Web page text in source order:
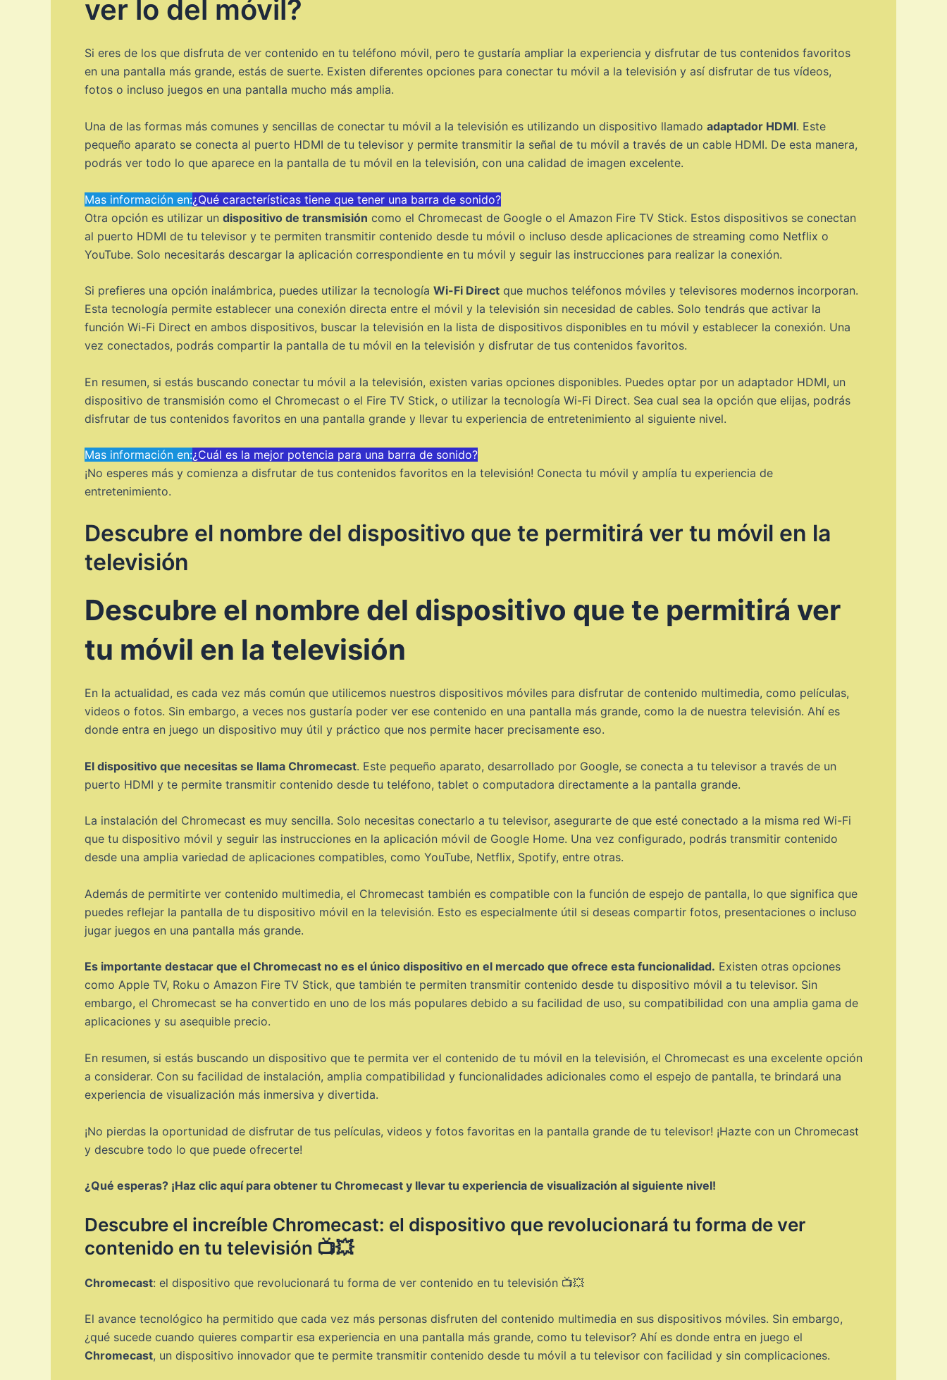
ver lo del móvil?
Si eres de los que disfruta de ver contenido en tu teléfono móvil, pero te gustaría ampliar la experiencia y disfrutar de tus contenidos favoritos
en una pantalla más grande, estás de suerte. Existen diferentes opciones para conectar tu móvil a la televisión y así disfrutar de tus vídeos,
fotos o incluso juegos en una pantalla mucho más amplia.
Una de las formas más comunes y sencillas de conectar tu móvil a la televisión es utilizando un dispositivo llamado adaptador HDMI. Este
pequeño aparato se conecta al puerto HDMI de tu televisor y permite transmitir la señal de tu móvil a través de un cable HDMI. De esta manera,
podrás ver todo lo que aparece en la pantalla de tu móvil en la televisión, con una calidad de imagen excelente.
Mas información en:¿Qué características tiene que tener una barra de sonido?
Otra opción es utilizar un dispositivo de transmisión como el Chromecast de Google o el Amazon Fire TV Stick. Estos dispositivos se conectan
al puerto HDMI de tu televisor y te permiten transmitir contenido desde tu móvil o incluso desde aplicaciones de streaming como Netflix o
YouTube. Solo necesitarás descargar la aplicación correspondiente en tu móvil y seguir las instrucciones para realizar la conexión.
Si prefieres una opción inalámbrica, puedes utilizar la tecnología Wi-Fi Direct que muchos teléfonos móviles y televisores modernos incorporan.
Esta tecnología permite establecer una conexión directa entre el móvil y la televisión sin necesidad de cables. Solo tendrás que activar la
función Wi-Fi Direct en ambos dispositivos, buscar la televisión en la lista de dispositivos disponibles en tu móvil y establecer la conexión. Una
vez conectados, podrás compartir la pantalla de tu móvil en la televisión y disfrutar de tus contenidos favoritos.
En resumen, si estás buscando conectar tu móvil a la televisión, existen varias opciones disponibles. Puedes optar por un adaptador HDMI, un
dispositivo de transmisión como el Chromecast o el Fire TV Stick, o utilizar la tecnología Wi-Fi Direct. Sea cual sea la opción que elijas, podrás
disfrutar de tus contenidos favoritos en una pantalla grande y llevar tu experiencia de entretenimiento al siguiente nivel.
Mas información en:¿Cuál es la mejor potencia para una barra de sonido?
¡No esperes más y comienza a disfrutar de tus contenidos favoritos en la televisión! Conecta tu móvil y amplía tu experiencia de
entretenimiento.
Descubre el nombre del dispositivo que te permitirá ver tu móvil en la
televisión
Descubre el nombre del dispositivo que te permitirá ver
tu móvil en la televisión
En la actualidad, es cada vez más común que utilicemos nuestros dispositivos móviles para disfrutar de contenido multimedia, como películas,
videos o fotos. Sin embargo, a veces nos gustaría poder ver ese contenido en una pantalla más grande, como la de nuestra televisión. Ahí es
donde entra en juego un dispositivo muy útil y práctico que nos permite hacer precisamente eso.
El dispositivo que necesitas se llama Chromecast. Este pequeño aparato, desarrollado por Google, se conecta a tu televisor a través de un
puerto HDMI y te permite transmitir contenido desde tu teléfono, tablet o computadora directamente a la pantalla grande.
La instalación del Chromecast es muy sencilla. Solo necesitas conectarlo a tu televisor, asegurarte de que esté conectado a la misma red Wi-Fi
que tu dispositivo móvil y seguir las instrucciones en la aplicación móvil de Google Home. Una vez configurado, podrás transmitir contenido
desde una amplia variedad de aplicaciones compatibles, como YouTube, Netflix, Spotify, entre otras.
Además de permitirte ver contenido multimedia, el Chromecast también es compatible con la función de espejo de pantalla, lo que significa que
puedes reflejar la pantalla de tu dispositivo móvil en la televisión. Esto es especialmente útil si deseas compartir fotos, presentaciones o incluso
jugar juegos en una pantalla más grande.
Es importante destacar que el Chromecast no es el único dispositivo en el mercado que ofrece esta funcionalidad. Existen otras opciones
como Apple TV, Roku o Amazon Fire TV Stick, que también te permiten transmitir contenido desde tu dispositivo móvil a tu televisor. Sin
embargo, el Chromecast se ha convertido en uno de los más populares debido a su facilidad de uso, su compatibilidad con una amplia gama de
aplicaciones y su asequible precio.
En resumen, si estás buscando un dispositivo que te permita ver el contenido de tu móvil en la televisión, el Chromecast es una excelente opción
a considerar. Con su facilidad de instalación, amplia compatibilidad y funcionalidades adicionales como el espejo de pantalla, te brindará una
experiencia de visualización más inmersiva y divertida.
¡No pierdas la oportunidad de disfrutar de tus películas, videos y fotos favoritas en la pantalla grande de tu televisor! ¡Hazte con un Chromecast
y descubre todo lo que puede ofrecerte!
¿Qué esperas? ¡Haz clic aquí para obtener tu Chromecast y llevar tu experiencia de visualización al siguiente nivel!
Descubre el increíble Chromecast: el dispositivo que revolucionará tu forma de ver
contenido en tu televisión 📺💥
Chromecast: el dispositivo que revolucionará tu forma de ver contenido en tu televisión 📺💥
El avance tecnológico ha permitido que cada vez más personas disfruten del contenido multimedia en sus dispositivos móviles. Sin embargo,
¿qué sucede cuando quieres compartir esa experiencia en una pantalla más grande, como tu televisor? Ahí es donde entra en juego el
Chromecast, un dispositivo innovador que te permite transmitir contenido desde tu móvil a tu televisor con facilidad y sin complicaciones.